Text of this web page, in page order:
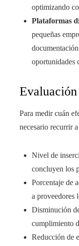
optimizando
Plataformas
pequeñas
oportunidades
Para medir cuán
necesario recurrir
Nivel de
concluyen los
Porcentaje de
a proveedores
Disminución
cumplimiento
Reducción de